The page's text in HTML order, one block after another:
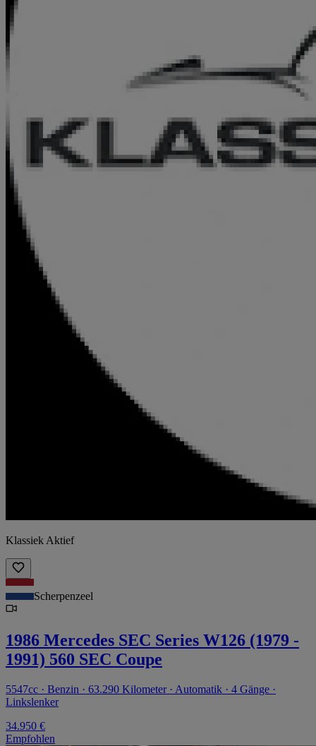
Klassiek Aktief
Scherpenzeel
1986 Mercedes SEC Series W126 (1979 -
1991) 560 SEC Coupe
5547cc · Benzin · 63.290 Kilometer · Automatik · 4 Gänge ·
Linkslenker
34.950 €
Empfohlen